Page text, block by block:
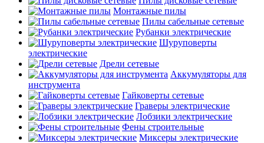
Монтажные пилы
Пилы сабельные сетевые
Рубанки электрические
Шуруповерты
электрические
Дрели сетевые
Аккумуляторы для
инструмента
Гайковерты сетевые
Граверы электрические
Лобзики электрические
Фены строительные
Миксеры электрические